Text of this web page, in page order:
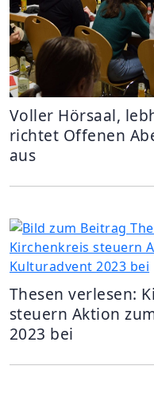
Voller Hörsaal,
richtet Offenen
aus
Thesen verlesen:
steuern Aktion
2023 bei